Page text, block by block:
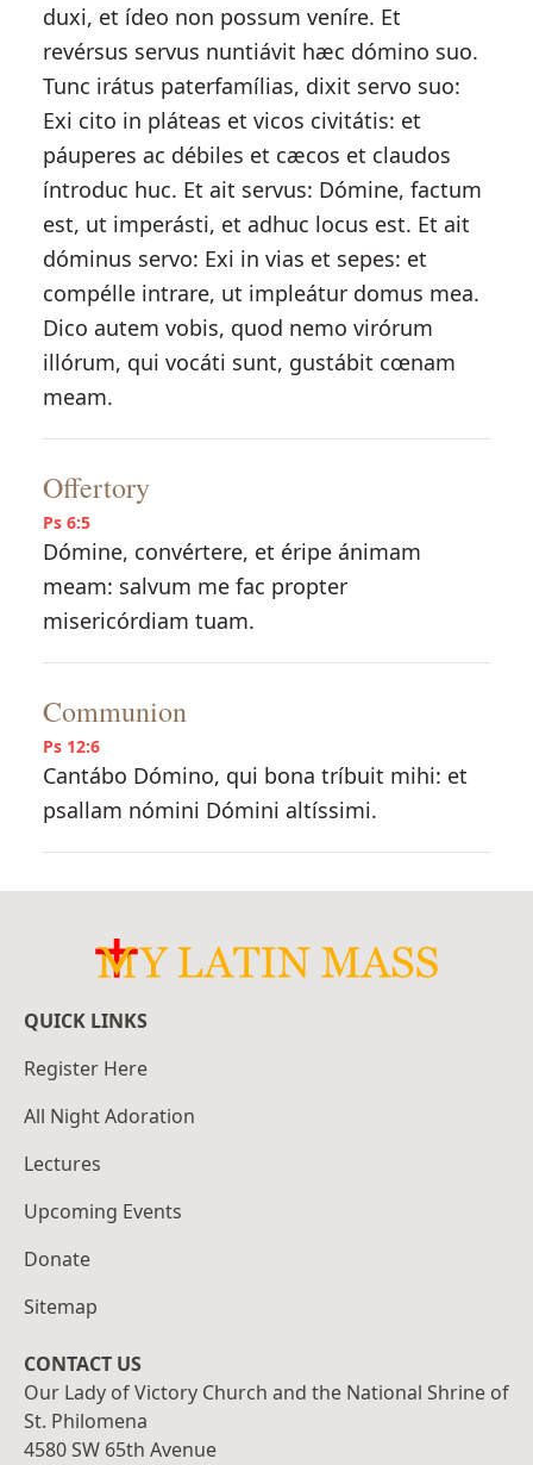
duxi, et ídeo non possum veníre. Et
revérsus servus nuntiávit hæc dómino suo.
Tunc irátus paterfamílias, dixit servo suo:
Exi cito in pláteas et vicos civitátis: et
páuperes ac débiles et cæcos et claudos
íntroduc huc. Et ait servus: Dómine, factum
est, ut imperásti, et adhuc locus est. Et ait
dóminus servo: Exi in vias et sepes: et
compélle intrare, ut impleátur domus mea.
Dico autem vobis, quod nemo virórum
illórum, qui vocáti sunt, gustábit cœnam
meam.
Offertory
Ps 6:5
Dómine, convértere, et éripe ánimam
meam: salvum me fac propter
misericórdiam tuam.
Communion
Ps 12:6
Cantábo Dómino, qui bona tríbuit mihi: et
psallam nómini Dómini altíssimi.
QUICK LINKS
Register Here
All Night Adoration
Lectures
Upcoming Events
Donate
Sitemap
CONTACT US
Our Lady of Victory Church and the National Shrine of
St. Philomena
4580 SW 65th Avenue